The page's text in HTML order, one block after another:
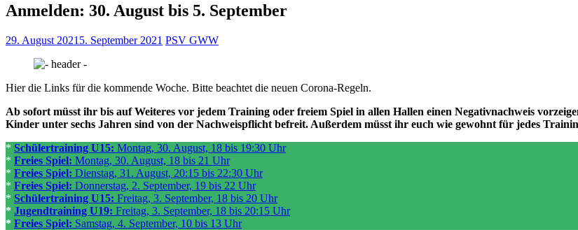
Anmelden: 30. August bis 5. September
29. August 2021 5. September 2021 PSV GWW
Hier die Links für die kommende Woche. Bitte beachtet die neuen Corona-Regeln.
Ab sofort müsst ihr bis auf Weiteres vor jedem Training oder freiem Spiel in allen Hallen einen Negativnachweis
Kinder unter sechs Jahren sind von der Nachweispflicht befreit. Außerdem müsst ihr euch wie gewohnt für jedes
* Schülertraining U15: Montag, 30. August, 18 bis 19:30 Uhr
* Freies Spiel: Montag, 30. August, 18 bis 21 Uhr
* Freies Spiel: Dienstag, 31. August, 20:15 bis 22:30 Uhr
* Freies Spiel: Donnerstag, 2. September, 19 bis 22 Uhr
* Schülertraining U15: Freitag, 3. September, 18 bis 20 Uhr
* Jugendtraining U19: Freitag, 3. September, 18 bis 20:15 Uhr
* Freies Spiel: Samstag, 4. September, 10 bis 13 Uhr